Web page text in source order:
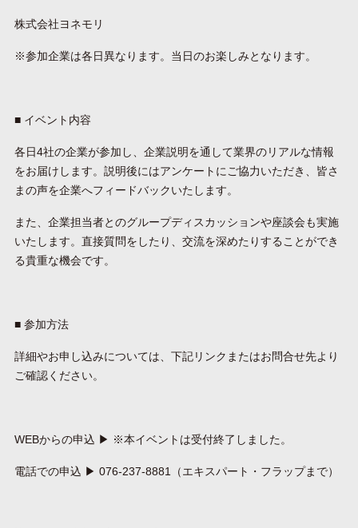
株式会社ヨネモリ
※参加企業は各日異なります。当日のお楽しみとなります。
■ イベント内容
各日4社の企業が参加し、企業説明を通して業界のリアルな情報
をお届けします。説明後にはアンケートにご協力いただき、皆さ
まの声を企業へフィードバックいたします。
また、企業担当者とのグループディスカッションや座談会も実施
いたします。直接質問をしたり、交流を深めたりすることができ
る貴重な機会です。
■ 参加方法
詳細やお申し込みについては、下記リンクまたはお問合せ先より
ご確認ください。
WEBからの申込 ▶ ※本イベントは受付終了しました。
電話での申込 ▶ 076-237-8881（エキスパート・フラップまで）